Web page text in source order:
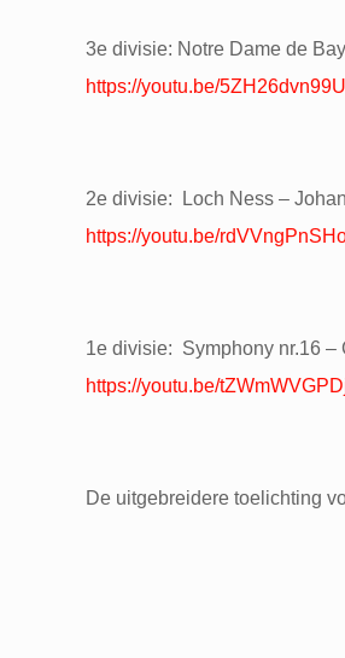
3e divisie: Notre Dame de
https://youtu.be/
2e divisie: Loch Ness –
https://youtu.be/
1e divisie: Symphony nr.16 –
https://youtu.be/
De uitgebreidere toelichting